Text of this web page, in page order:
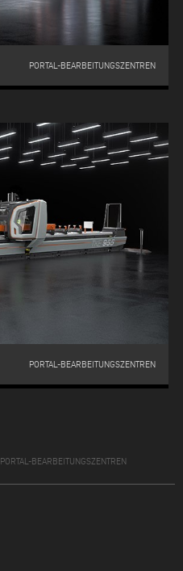
PORTAL-BEARBEITUNGSZENTREN
PORTAL-BEARBEITUNGSZENTREN
PORTAL-BEARBEITUNGSZENTREN